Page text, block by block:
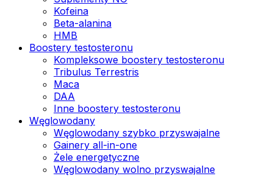
Kofeina
Beta-alanina
HMB
Boostery testosteronu
Kompleksowe boostery testosteronu
Tribulus Terrestris
Maca
DAA
Inne boostery testosteronu
Węglowodany
Węglowodany szybko przyswajalne
Gainery all-in-one
Żele energetyczne
Węglowodany wolno przyswajalne